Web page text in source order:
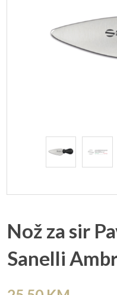
Nož za sir
Sanelli